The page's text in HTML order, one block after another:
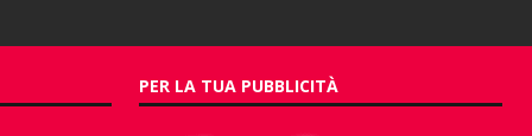
PER LA TUA PUBBLICITÀ